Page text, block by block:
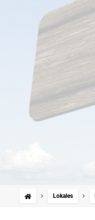
Lokales